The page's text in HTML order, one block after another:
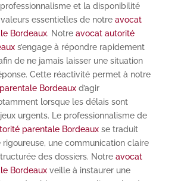
professionnalisme et la disponibilité
essentielles de notre avocat
Bordeaux. Notre avocat autorité
s’engage à répondre rapidement
de ne jamais laisser une situation
Cette réactivité permet à notre
Bordeauxd’agir
lorsque les délais sont
urgents. Le professionnalisme de
parentale Bordeauxse traduit
rigoureuse, une communication claire
des dossiers. Notre avocat
Bordeauxveille à instaurer une